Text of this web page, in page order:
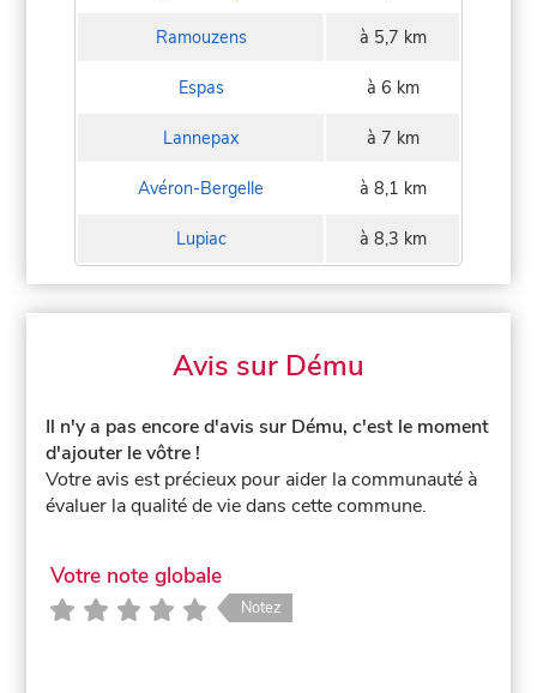
Ramouzens à 5,7 km
Espas à 6 km
Lannepax à 7 km
Avéron-Bergelle à 8,1 km
Lupiac à 8,3 km
Avis sur Dému
Il n'y a pas encore d'avis sur Dému, c'est le moment
d'ajouter le vôtre !
Votre avis est précieux pour aider la communauté à
évaluer la qualité de vie dans cette commune.
Votre note globale
Notez